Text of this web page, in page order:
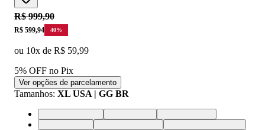
Original price:
R$ 999,90
Price:
R$ 599,94 40%
ou 10x de R$ 59,99
5% OFF no Pix
Ver opções de parcelamento
Tamanhos: XL USA | GG BR
XS USA | PP BRS USA | P BRM USA | M BR
L USA | G BRXL USA | GG BRXXL USA | EGG BR